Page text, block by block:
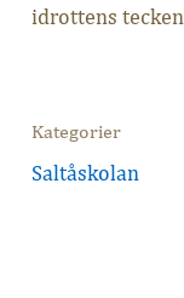
idrottens
Kategorier
Saltåskolan